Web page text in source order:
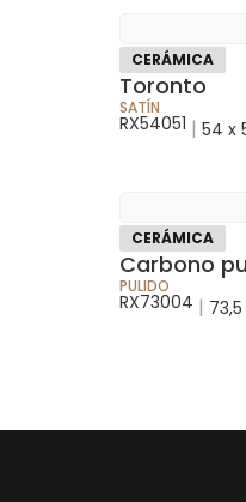
CERÁMICA
Toronto
SATÍN
RX54051 | 54 x
CERÁMICA
Carbono
PULIDO
RX73004 |